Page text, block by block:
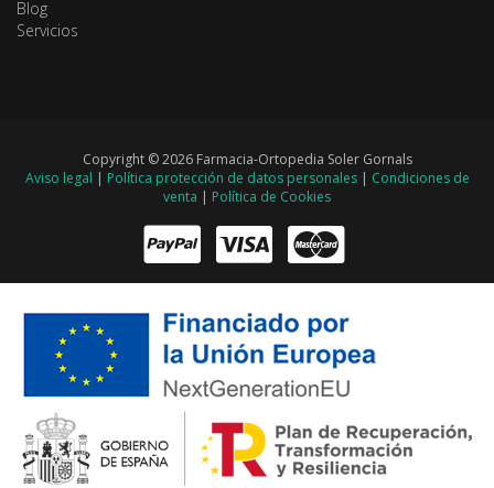
Blog
Servicios
Copyright © 2026 Farmacia-Ortopedia Soler Gornals
Aviso legal | Política protección de datos personales| Condiciones de
venta | Política de Cookies